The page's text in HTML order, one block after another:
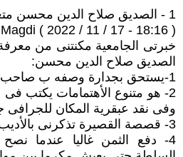
1 - الصديق صلاح الدين محسن متعدد القدرات
Magdi ( 2022 / 11 / 17 - 18:16 )
خبرتى الجامعية مكنتنى من
الصديق صلاح الدين محسن:
1-يستحق بجدارة وصفه ب صاحب القلم الساحر
2- هو متنوع الأهتمامات يكتب فى
وفى نقد عبقرية المكان للجرافى
3- قصصة القصيرة تذكرنى بالأديب الروسى تشيكوف
4- دفع الثمن غاليا عندما